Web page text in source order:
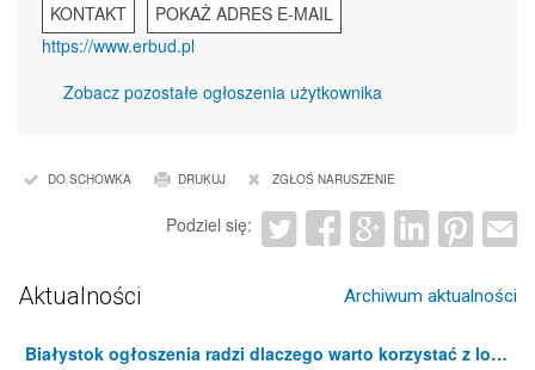
KONTAKT
POKAŻ ADRES E-MAIL
https://www.erbud.pl
Zobacz pozostałe ogłoszenia użytkownika
DO SCHOWKA DRUKUJ ZGŁOŚ NARUSZENIE
Podziel się:
Aktualności Archiwum aktualności
Białystok ogłoszenia radzi dlaczego warto korzystać z lokalnych portali ogłoszeniowych